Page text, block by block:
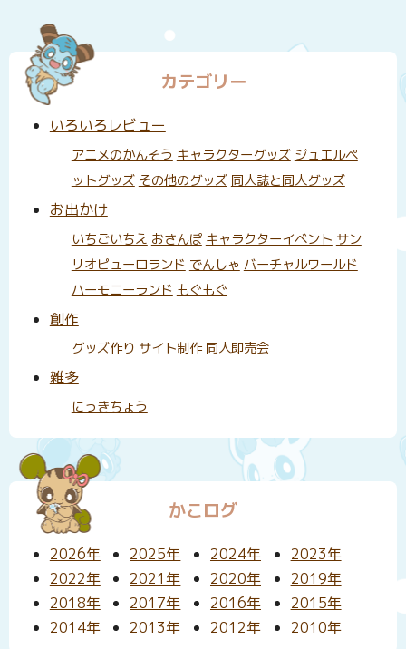
カテゴリー
いろいろレビュー
アニメのかんそう キャラクターグッズ ジュエルペ
ットグッズ その他のグッズ 同人誌と同人グッズ
お出かけ
いちごいちえ おさんぽ キャラクターイベント サン
リオピューロランド でんしゃ バーチャルワールド
ハーモニーランド もぐもぐ
創作
グッズ作り サイト制作 同人即売会
雑多
にっきちょう
かこログ
2026年 2025年 2024年
2023年
2022年
2021年 2020年
2019年
2018年
2017年 2016年
2015年
2014年
2013年 2012年 2010年